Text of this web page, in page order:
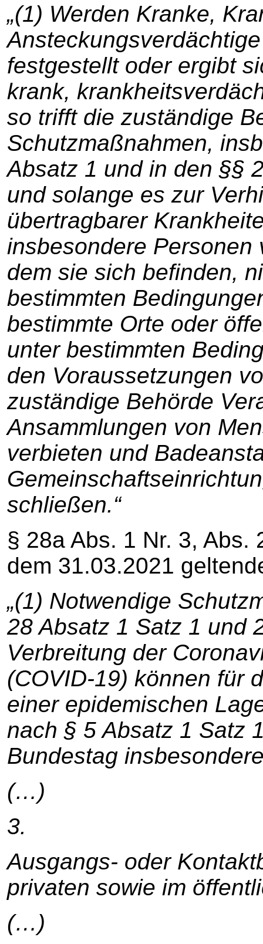
„(1) Werden Kranke,
festgestellt oder ergibt
krank,
so trifft die zuständige
Schutzmaßnahmen,
Absatz 1 und in den §§
und solange es zur
übertragbarer
insbesondere
dem sie sich befinden,
bestimmten
bestimmte Orte oder
unter bestimmten
den Voraussetzungen
zuständige Behörde
Ansammlungen von
verbieten und
schließen.“
§ 28a Abs. 1 Nr. 3, Abs.
dem 31.03.2021
„(1) Notwendige
28 Absatz 1 Satz 1 und
Verbreitung der
(COVID-19) können für
einer epidemischen
nach § 5 Absatz 1 Satz
Bundestag
(…)
3.
Ausgangs- oder
privaten sowie im
(…)